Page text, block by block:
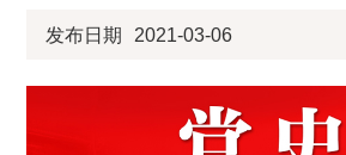
发布日期 2021-03-06